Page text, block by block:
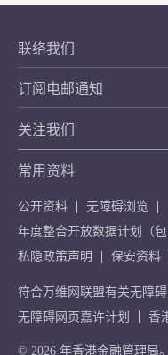
联络我们
订阅电邮通知
关注我们
常用资料
公开资料
无障碍浏览
年度整合开放数据计划（包
私隐政策声明
保安资料
符合万维网联盟有关无障
无障碍网页嘉许计划
香
© 2026 年香港金融管理局